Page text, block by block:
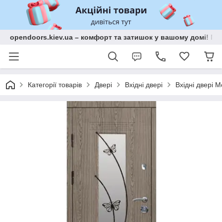
opendoors.kiev.ua – комфорт та затишок у вашому домі!
Категорії товарів Двері Вхідні двері Вхідні двері